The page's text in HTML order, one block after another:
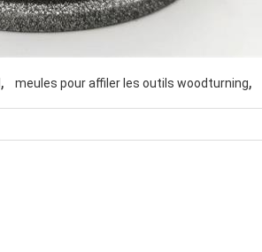
, meules pour affiler les outils woodturning,